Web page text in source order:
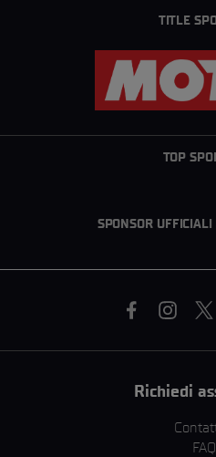
TITLE
TOP
SPONSOR
Richiedi
FAQ